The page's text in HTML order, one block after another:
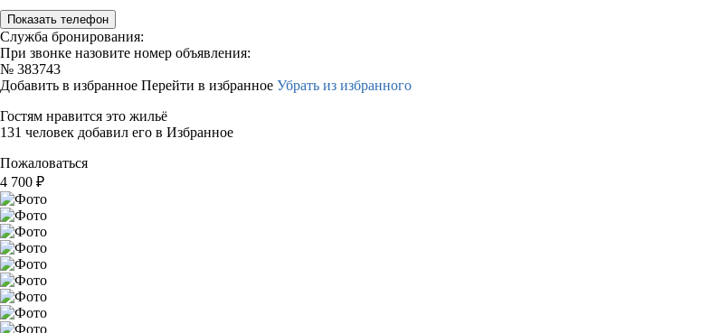
Показать телефон
Служба бронирования:
При звонке назовите номер объявления:
№ 383743
Добавить в избранное Перейти в избранное Убрать из избранного
Гостям нравится это жильё
131 человек добавил его в Избранное
Пожаловаться
4 700 ₽